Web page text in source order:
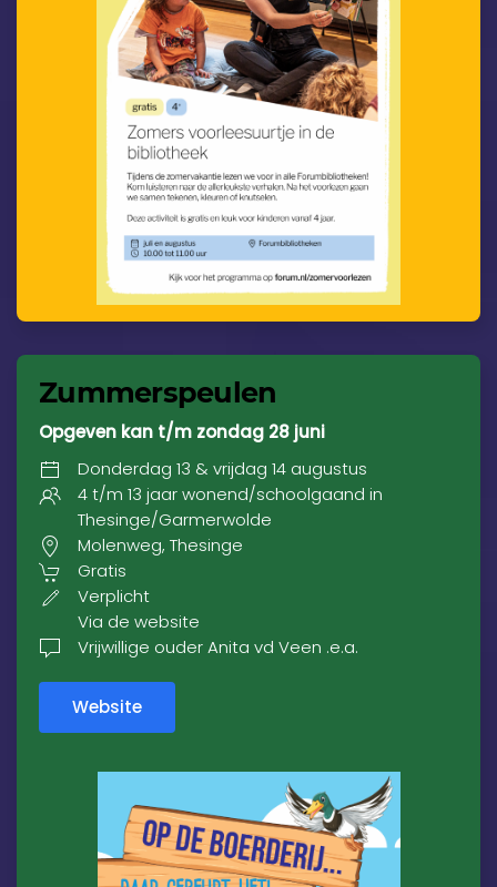
Zummerspeulen
Opgeven kan t/m zondag 28 juni
Donderdag 13 & vrijdag 14 augustus
4 t/m 13 jaar wonend/schoolgaand in
Thesinge/Garmerwolde
Molenweg, Thesinge
Gratis
Verplicht
Via de website
Vrijwillige ouder Anita vd Veen .e.a.
Website